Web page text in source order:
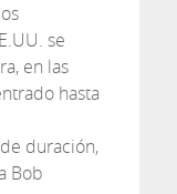
se
en las
hasta
duración,
Bob